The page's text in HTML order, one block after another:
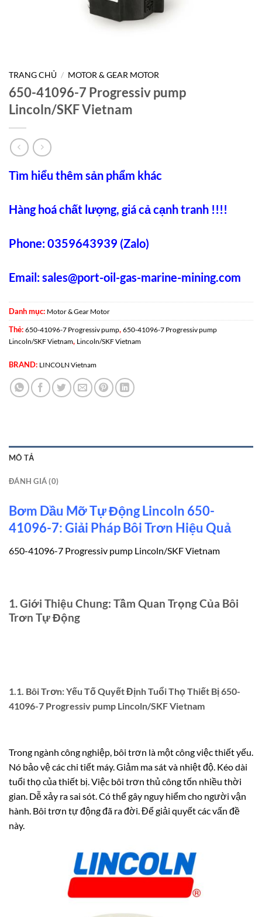
TRANG CHỦ / MOTOR & GEAR MOTOR
650-41096-7 Progressiv pump
Lincoln/SKF Vietnam
Tìm hiểu thêm sản phẩm khác
Hàng hoá chất lượng, giá cả cạnh tranh !!!!
Phone: 0359643939 (Zalo)
Email:sales@port-oil-gas-marine-mining.com
Danh mục: Motor & Gear Motor
Thẻ: 650-41096-7 Progressiv pump, 650-41096-7 Progressiv pump
Lincoln/SKF Vietnam, Lincoln/SKF Vietnam
BRAND: LINCOLN Vietnam
MÔ TẢ
ĐÁNH GIÁ (0)
Bơm Dầu Mỡ Tự Động Lincoln 650-
41096-7: Giải Pháp Bôi Trơn Hiệu Quả
650-41096-7 Progressiv pump Lincoln/SKF Vietnam
1. Giới Thiệu Chung: Tầm Quan Trọng Của Bôi
Trơn Tự Động
1.1. Bôi Trơn: Yếu Tố Quyết Định Tuổi Thọ Thiết Bị 650-
41096-7 Progressiv pump Lincoln/SKF Vietnam
Trong ngành công nghiệp, bôi trơn là một công việc thiết yếu.
Nó bảo vệ các chi tiết máy. Giảm ma sát và nhiệt độ. Kéo dài
tuổi thọ của thiết bị. Việc bôi trơn thủ công tốn nhiều thời
gian. Dễ xảy ra sai sót. Có thể gây nguy hiểm cho người vận
hành. Bôi trơn tự động đã ra đời. Để giải quyết các vấn đề
này.